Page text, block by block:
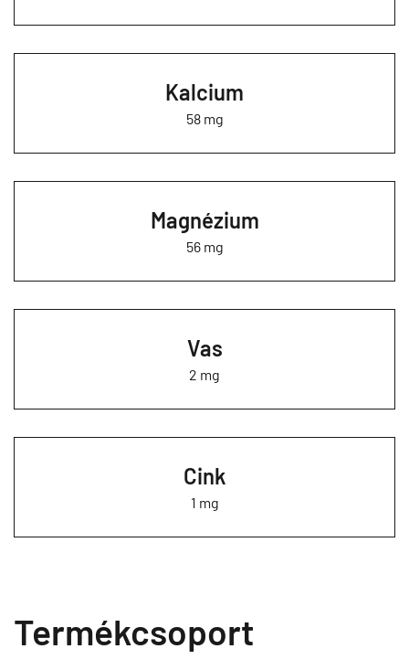
Kalcium
58 mg
Magnézium
56 mg
Vas
2 mg
Cink
1 mg
Termékcsoport